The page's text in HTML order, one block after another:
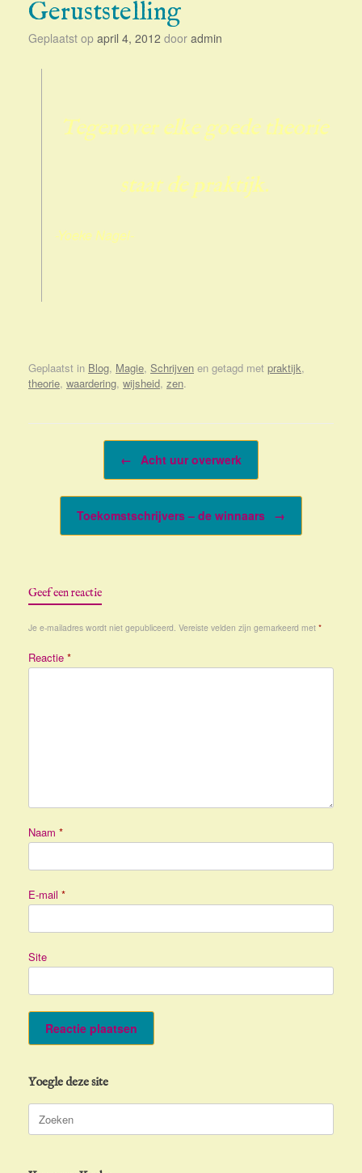
Geruststelling
Geplaatst op april 4, 2012 door admin
Tegenover elke goede theorie
staat de praktijk.
-Yoeke Nagel-
Geplaatst in Blog, Magie, Schrijven en getagd met praktijk,
theorie, waardering, wijsheid, zen.
← Acht uur overwerk
Toekomstschrijvers – de winnaars →
Geef een reactie
Je e-mailadres wordt niet gepubliceerd. Vereiste velden zijn gemarkeerd met *
Reactie *
Naam *
E-mail *
Site
Yoegle deze site
Zoeken
naar: